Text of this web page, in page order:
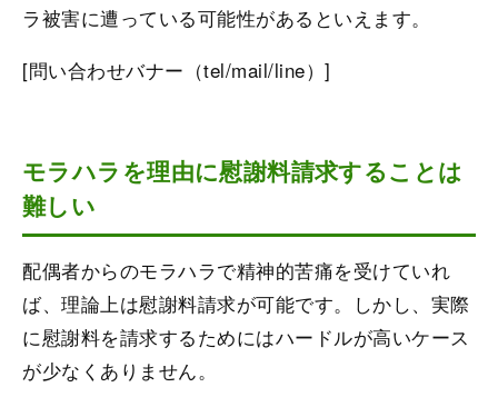
ラ被害に遭っている可能性があるといえます。
[問い合わせバナー（tel/mail/line）]
モラハラを理由に慰謝料請求することは
難しい
配偶者からのモラハラで精神的苦痛を受けていれ
ば、理論上は慰謝料請求が可能です。しかし、実際
に慰謝料を請求するためにはハードルが高いケース
が少なくありません。